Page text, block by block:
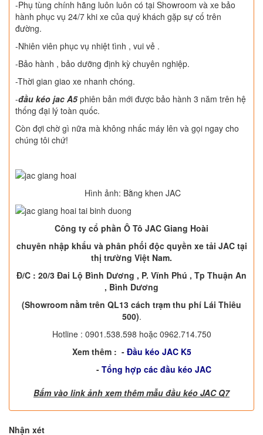
-Phụ tùng chính hãng luôn luôn có tại Showroom và xe bảo
hành phục vụ 24/7 khi xe của quý khách gặp sự cố trên
đường.
-Nhiên viên phục vụ nhiệt tình , vui vẻ .
-Bảo hành , bảo dưỡng định kỳ chuyên nghiệp.
-Thời gian giao xe nhanh chóng.
-đầu kéo jac A5phiên bản mới được bảo hành 3 năm trên hệ
thống đại lý toàn quốc.
Còn đợi chờ gì nữa mà không nhấc máy lên và gọi ngay cho
chúng tôi chứ!
Hình ảnh: Bằng khen JAC
Công ty cổ phần Ô Tô JAC Giang Hoài
chuyên nhập khẩu và phân phối độc quyền xe tải JAC tại
thị trường Việt Nam.
Đ/C : 20/3 Đai Lộ Bình Dương , P. Vĩnh Phú , Tp Thuận An
, Bình Dương
(Showroom nằm trên QL13 cách trạm thu phí Lái Thiêu
500).
Hotline : 0901.538.598 hoặc 0962.714.750
Xem thêm : - Đầu kéo JAC K5
- Tổng hợp các đầu kéo JAC
Bấm vào link ảnh xem thêm mẫu đầu kéo JAC Q7
Nhận xét